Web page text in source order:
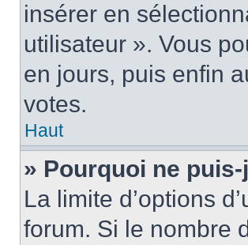
insérer en
utilisateur ». Vous
en jours, puis enfin
votes.
Haut
» Pourquoi ne
La limite d’options
forum. Si le nombre